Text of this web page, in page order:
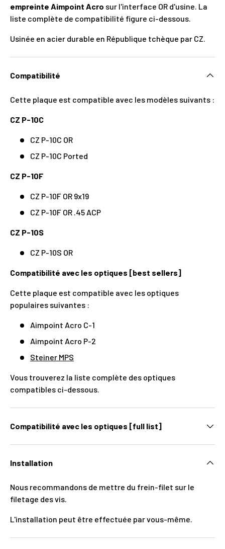
empreinte Aimpoint Acro sur l'interface OR d'usine. La
liste complète de compatibilité figure ci-dessous.
Usinée en acier durable en République tchèque par CZ.
Compatibilité
Cette plaque est compatible avec les modèles suivants :
CZ P-10C
CZ P-10C OR
CZ P-10C Ported
CZ P-10F
CZ P-10F OR 9x19
CZ P-10F OR .45 ACP
CZ P-10S
CZ P-10S OR
Compatibilité avec les optiques [best sellers]
Cette plaque est compatible avec les optiques
populaires suivantes :
Aimpoint Acro C-1
Aimpoint Acro P-2
Steiner MPS
Vous trouverez la liste complète des optiques
compatibles ci-dessous.
Compatibilité avec les optiques [full list]
Installation
Nous recommandons de mettre du frein-filet sur le
filetage des vis.
L'installation peut être effectuée par vous-même.